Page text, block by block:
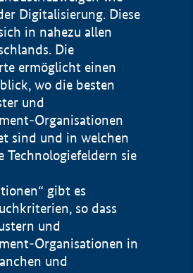
Digitalisierung. Diese
in nahezu allen
Die
ermöglicht einen
wo die besten
und
Organisationen
sind und in welchen
Technologiefeldern sie
gibt es
so dass
und
Organisationen in
und
2015